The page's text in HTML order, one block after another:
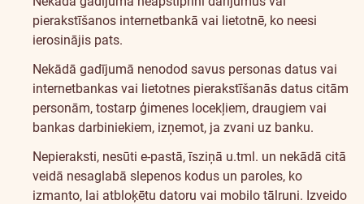
pierakstīšanos internetbankā vai lietotnē, ko neesi
ierosinājis pats.
Nekādā gadījumā nenodod savus personas datus vai
internetbankas vai lietotnes pierakstīšanās datus citām
personām, tostarp ģimenes locekļiem, draugiem vai
bankas darbiniekiem, izņemot, ja zvani uz banku.
Nepieraksti, nesūti e-pastā, īsziņā u.tml. un nekādā citā
veidā nesaglabā slepenos kodus un paroles, ko
izmanto, lai atbloķētu datoru vai mobilo tālruni. Izveido